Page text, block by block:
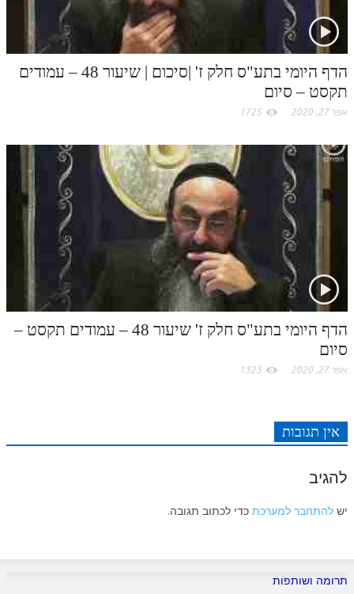
הדף היומי בתע"ס חלק ז' |סיכום | שיעור 48 – עמודים
תקסט – סיום
אפר 27, 2020 1725
הדף היומי בתע"ס חלק ז' שיעור 48 – עמודים תקסט –
סיום
אפר 27, 2020 1323
אין תגובות
להגיב
יש להתחבר למערכת כדי לכתוב תגובה.
תרומה ושותפות